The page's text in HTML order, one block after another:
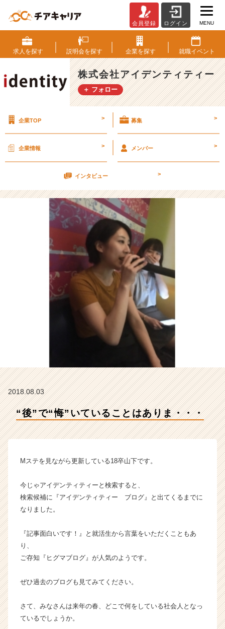
て
い
る
こ
と
は
【株
社
ア
デ
ン
テ
ィ
テ
ィ
の
タ
ン】
ン
成
長
業
ら
カ
く
活
イ
ア
会員登録 ログイン MENU
求人を探す 説明会を探す 企業を探す 就職イベント
株式会社アイデンティティー
＋ フォロー
企業TOP > 募集 >
企業情報 > メンバー >
インタビュー >
2018.08.03
“後”で“悔”いていることはありま・・・
Mステを見ながら更新している18卒山下です。
今じゃアイデンティティーと検索すると、
検索候補に『アイデンティティー ブログ』と出てくるまでに
なりました。
『記事面白いです！』と就活生から言葉をいただくこともあ
り、
ご存知『ヒグマブログ』が人気のようです。
ぜひ過去のブログも見てみてください。
さて、みなさんは来年の春、どこで何をしている社会人となっ
ているでしょうか。